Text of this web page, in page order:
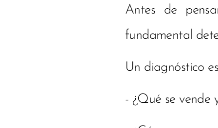
Antes de
fundamental
Un diagnóstico
- ¿Qué se vende